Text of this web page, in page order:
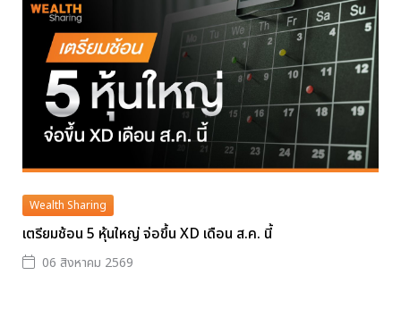
Wealth Sharing
เตรียมช้อน 5 หุ้นใหญ่ จ่อขึ้น XD เดือน ส.ค. นี้
06 สิงหาคม 2569